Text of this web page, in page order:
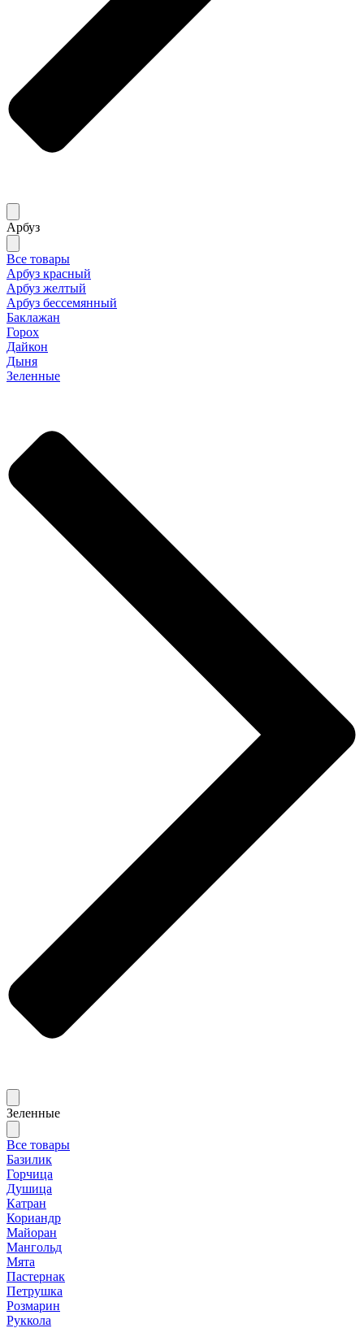
Арбуз
Все товары
Арбуз красный
Арбуз желтый
Арбуз бессемянный
Баклажан
Горох
Дайкон
Дыня
Зеленные
Зеленные
Все товары
Базилик
Горчица
Душица
Катран
Кориандр
Майоран
Мангольд
Мята
Пастернак
Петрушка
Розмарин
Руккола